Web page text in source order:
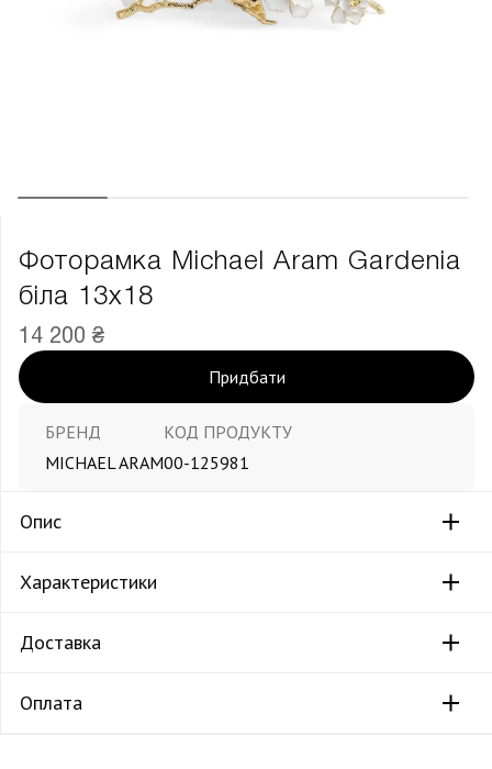
Фоторамка Michael Aram Gardenia
біла 13х18
14 200 ₴
Придбати
БРЕНД
MICHAEL ARAM
КОД ПРОДУКТУ
00-125981
Опис
Характеристики
Доставка
Оплата